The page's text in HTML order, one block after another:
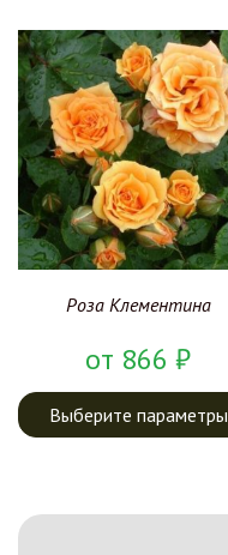
Роза Клементина
от 866₽
Выберите параметры